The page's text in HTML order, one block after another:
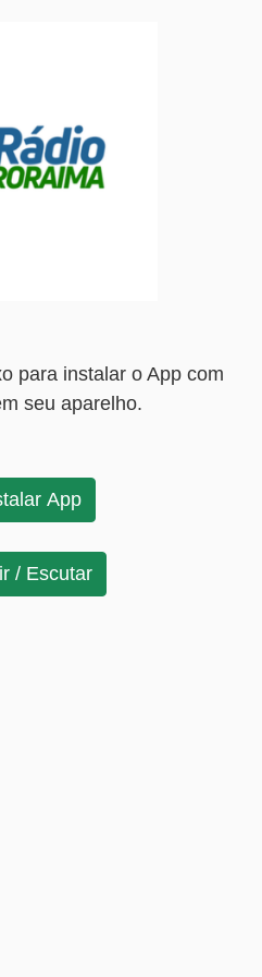
para instalar o App com
seu aparelho.
App
/ Escutar